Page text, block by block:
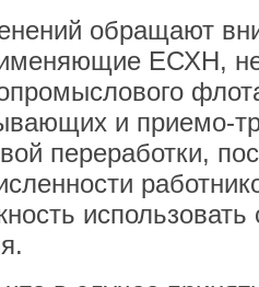
обращают
ЕСХН,
и приемо-
переработки,